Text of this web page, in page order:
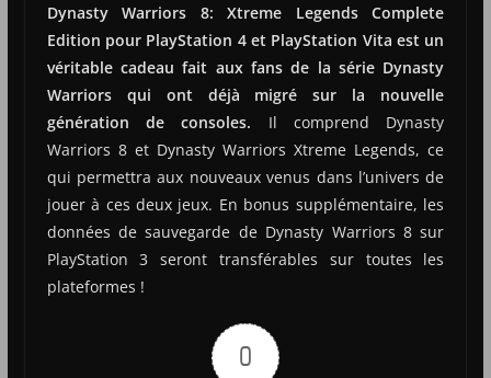
Dynasty Warriors 8: Xtreme Legends Complete
Edition pour PlayStation 4 et PlayStation Vita est un
véritable cadeau fait aux fans de la série Dynasty
Warriors qui ont déjà migré sur la nouvelle
génération de consoles. Il comprend Dynasty
Warriors 8 et Dynasty Warriors Xtreme Legends, ce
qui permettra aux nouveaux venus dans l’univers de
jouer à ces deux jeux. En bonus supplémentaire, les
données de sauvegarde de Dynasty Warriors 8 sur
PlayStation 3 seront transférables sur toutes les
plateformes !
0